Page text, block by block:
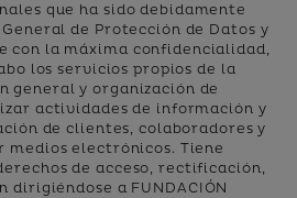
que ha sido debidamente
de Protección de Datos y
con la máxima confidencialidad,
los servicios propios de la
general y organización de
actividades de información y
de clientes, colaboradores y
medios electrónicos. Tiene
de acceso, rectificación,
dirigiéndose a FUNDACIÓN